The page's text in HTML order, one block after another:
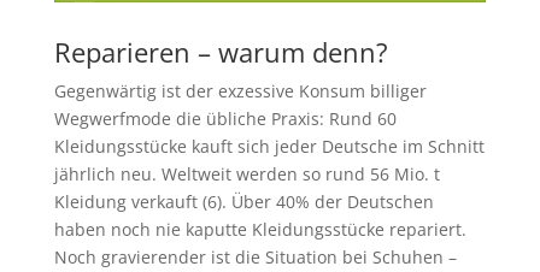
Reparieren – warum denn?
Gegenwärtig ist der exzessive Konsum billiger
Wegwerfmode die übliche Praxis: Rund 60
Kleidungsstücke kauft sich jeder Deutsche im Schnitt
jährlich neu. Weltweit werden so rund 56 Mio. t
Kleidung verkauft (6). Über 40% der Deutschen
haben noch nie kaputte Kleidungsstücke repariert.
Noch gravierender ist die Situation bei Schuhen –